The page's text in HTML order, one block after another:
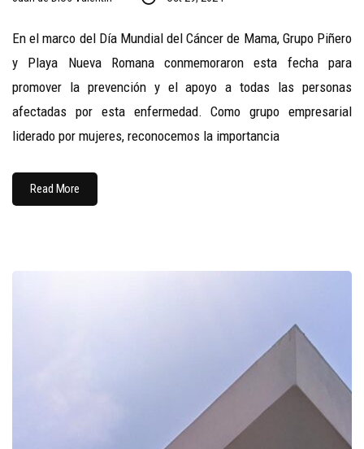
En el marco del Día Mundial del Cáncer de Mama, Grupo Piñero
y Playa Nueva Romana conmemoraron esta fecha para
promover la prevención y el apoyo a todas las personas
afectadas por esta enfermedad. Como grupo empresarial
liderado por mujeres, reconocemos la importancia
Read More